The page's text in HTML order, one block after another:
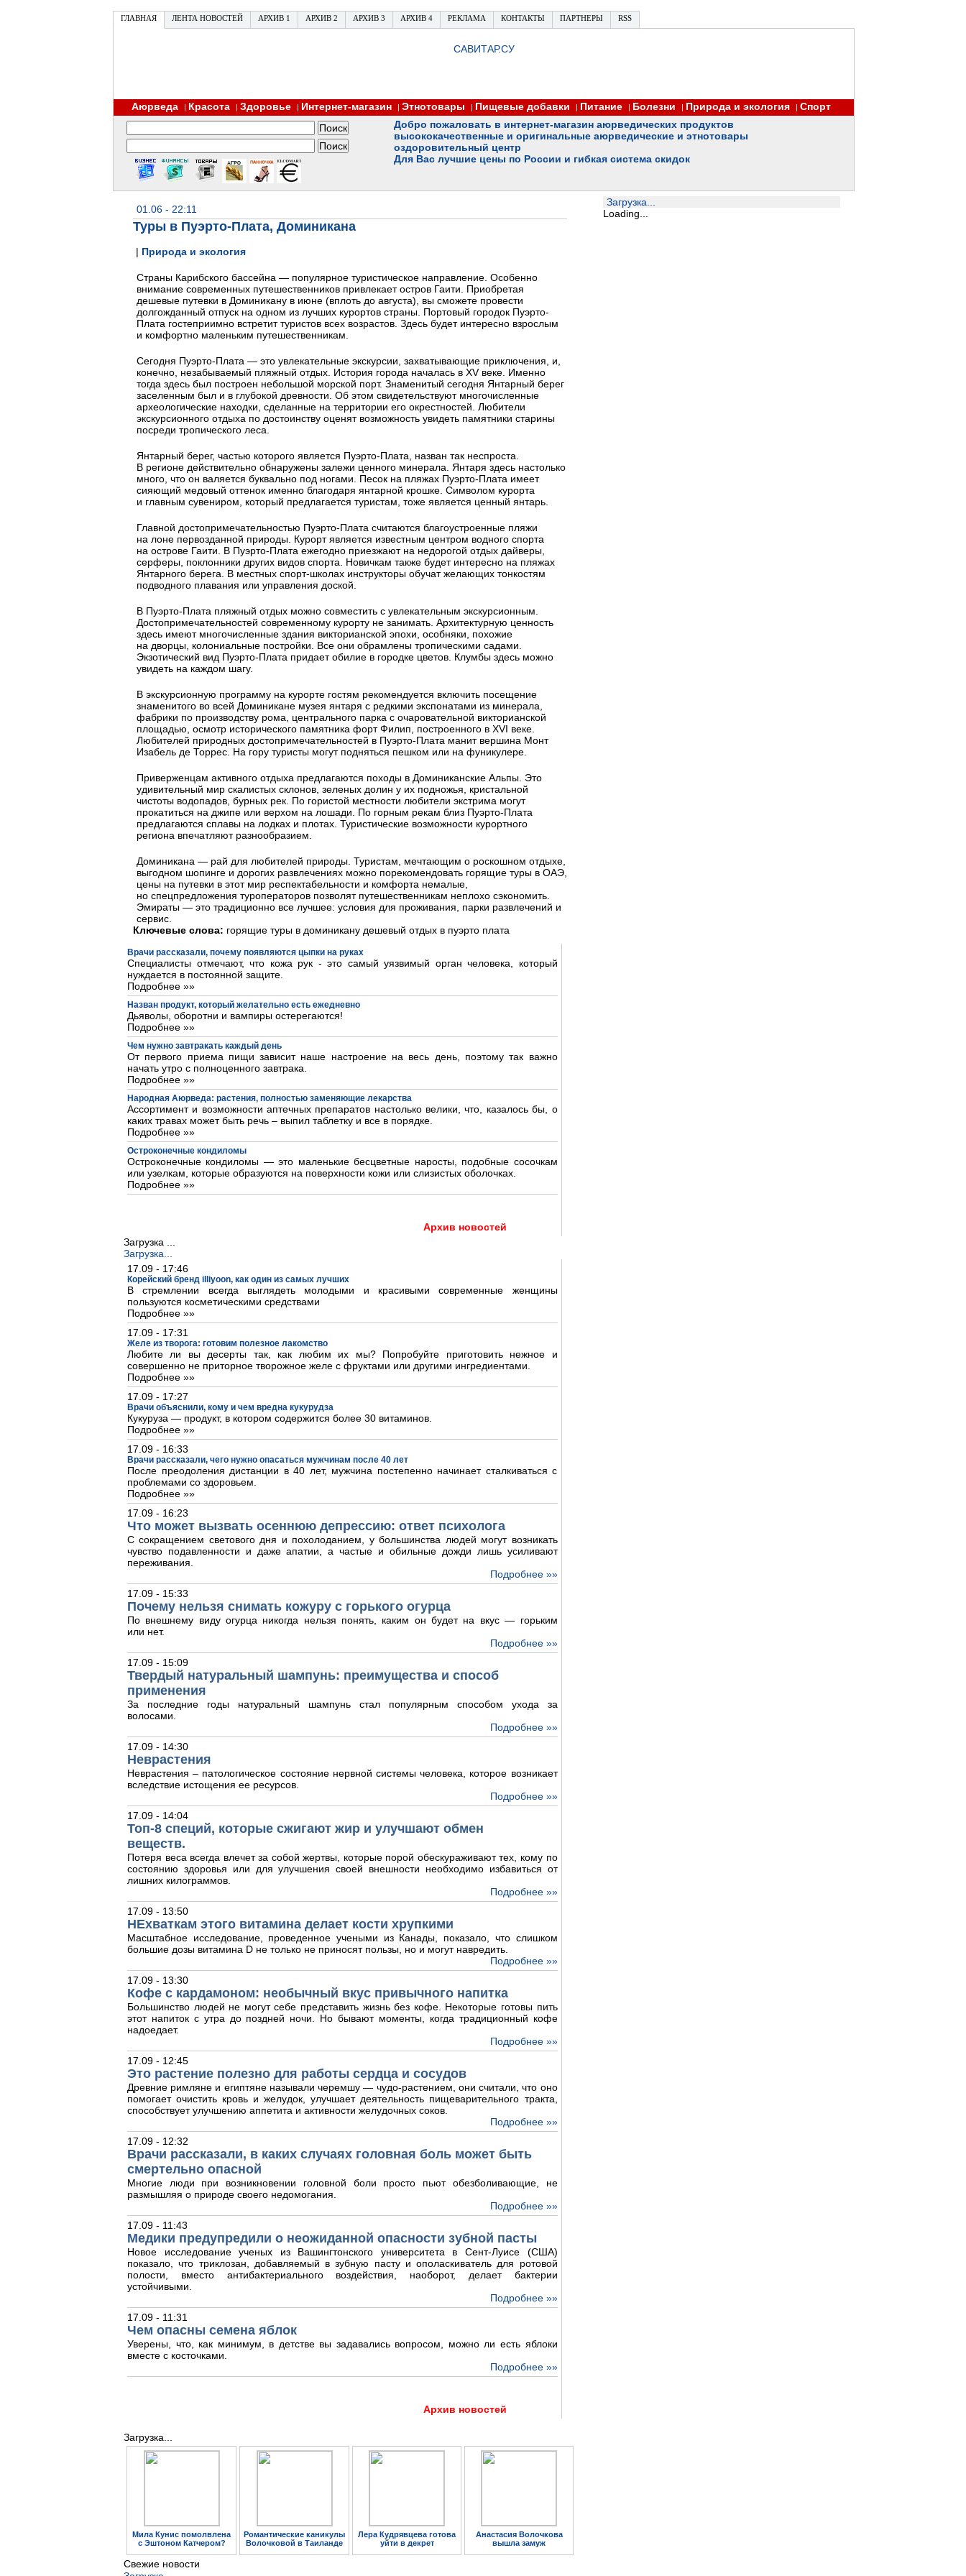
ГЛАВНАЯ ЛЕНТА НОВОСТЕЙ АРХИВ 1 АРХИВ 2 АРХИВ 3 АРХИВ 4 РЕКЛАМА КОНТАКТЫ ПАРТНЕРЫ RSS
САВИТАР.СУ
Аюрведа | Красота | Здоровье | Интернет-магазин | Этнотовары | Пищевые добавки | Питание | Болезни | Природа и экология | Спорт
Добро пожаловать в интернет-магазин аюрведических продуктов
высококачественные и оригинальные аюрведические и этнотовары
оздоровительный центр
Для Вас лучшие цены по России и гибкая система скидок
01.06 - 22:11
Туры в Пуэрто-Плата, Доминикана
| Природа и экология
Страны Карибского бассейна — популярное туристическое направление. Особенно
внимание современных путешественников привлекает остров Гаити. Приобретая
дешевые путевки в Доминикану в июне (вплоть до августа), вы сможете провести
долгожданный отпуск на одном из лучших курортов страны. Портовый городок Пуэрто-
Плата гостеприимно встретит туристов всех возрастов. Здесь будет интересно взрослым
и комфортно маленьким путешественникам.
Сегодня Пуэрто-Плата — это увлекательные экскурсии, захватывающие приключения, и,
конечно, незабываемый пляжный отдых. История города началась в XV веке. Именно
тогда здесь был построен небольшой морской порт. Знаменитый сегодня Янтарный берег
заселенным был и в глубокой древности. Об этом свидетельствуют многочисленные
археологические находки, сделанные на территории его окрестностей. Любители
экскурсионного отдыха по достоинству оценят возможность увидеть памятники старины
посреди тропического леса.
Янтарный берег, частью которого является Пуэрто-Плата, назван так неспроста.
В регионе действительно обнаружены залежи ценного минерала. Янтаря здесь настолько
много, что он валяется буквально под ногами. Песок на пляжах Пуэрто-Плата имеет
сияющий медовый оттенок именно благодаря янтарной крошке. Символом курорта
и главным сувениром, который предлагается туристам, тоже является ценный янтарь.
Главной достопримечательностью Пуэрто-Плата считаются благоустроенные пляжи
на лоне первозданной природы. Курорт является известным центром водного спорта
на острове Гаити. В Пуэрто-Плата ежегодно приезжают на недорогой отдых дайверы,
серферы, поклонники других видов спорта. Новичкам также будет интересно на пляжах
Янтарного берега. В местных спорт-школах инструкторы обучат желающих тонкостям
подводного плавания или управления доской.
В Пуэрто-Плата пляжный отдых можно совместить с увлекательным экскурсионным.
Достопримечательностей современному курорту не занимать. Архитектурную ценность
здесь имеют многочисленные здания викторианской эпохи, особняки, похожие
на дворцы, колониальные постройки. Все они обрамлены тропическими садами.
Экзотический вид Пуэрто-Плата придает обилие в городке цветов. Клумбы здесь можно
увидеть на каждом шагу.
В экскурсионную программу на курорте гостям рекомендуется включить посещение
знаменитого во всей Доминикане музея янтаря с редкими экспонатами из минерала,
фабрики по производству рома, центрального парка с очаровательной викторианской
площадью, осмотр исторического памятника форт Филип, построенного в XVI веке.
Любителей природных достопримечательностей в Пуэрто-Плата манит вершина Монт
Изабель де Торрес. На гору туристы могут подняться пешком или на фуникулере.
Приверженцам активного отдыха предлагаются походы в Доминиканские Альпы. Это
удивительный мир скалистых склонов, зеленых долин у их подножья, кристальной
чистоты водопадов, бурных рек. По гористой местности любители экстрима могут
прокатиться на джипе или верхом на лошади. По горным рекам близ Пуэрто-Плата
предлагаются сплавы на лодках и плотах. Туристические возможности курортного
региона впечатляют разнообразием.
Доминикана — рай для любителей природы. Туристам, мечтающим о роскошном отдыхе,
выгодном шопинге и дорогих развлечениях можно порекомендовать горящие туры в ОАЭ,
цены на путевки в этот мир респектабельности и комфорта немалые,
но спецпредложения туроператоров позволят путешественникам неплохо сэкономить.
Эмираты — это традиционно все лучшее: условия для проживания, парки развлечений и
сервис.
Ключевые слова: горящие туры в доминикану дешевый отдых в пуэрто плата
Врачи рассказали, почему появляются цыпки на руках
Специалисты отмечают, что кожа рук - это самый уязвимый орган человека, который
нуждается в постоянной защите.
Подробнее »»
Назван продукт, который желательно есть ежедневно
Дьяволы, оборотни и вампиры остерегаются!
Подробнее »»
Чем нужно завтракать каждый день
От первого приема пищи зависит наше настроение на весь день, поэтому так важно
начать утро с полноценного завтрака.
Подробнее »»
Народная Аюрведа: растения, полностью заменяющие лекарства
Ассортимент и возможности аптечных препаратов настолько велики, что, казалось бы, о
каких травах может быть речь – выпил таблетку и все в порядке.
Подробнее »»
Остроконечные кондиломы
Остроконечные кондиломы — это маленькие бесцветные наросты, подобные сосочкам
или узелкам, которые образуются на поверхности кожи или слизистых оболочках.
Подробнее »»
Архив новостей
Загрузка ...
Загрузка...
17.09 - 17:46
Корейский бренд illiyoon, как один из самых лучших
В стремлении всегда выглядеть молодыми и красивыми современные женщины
пользуются косметическими средствами
Подробнее »»
17.09 - 17:31
Желе из творога: готовим полезное лакомство
Любите ли вы десерты так, как любим их мы? Попробуйте приготовить нежное и
совершенно не приторное творожное желе с фруктами или другими ингредиентами.
Подробнее »»
17.09 - 17:27
Врачи объяснили, кому и чем вредна кукурудза
Кукуруза — продукт, в котором содержится более 30 витаминов.
Подробнее »»
17.09 - 16:33
Врачи рассказали, чего нужно опасаться мужчинам после 40 лет
После преодоления дистанции в 40 лет, мужчина постепенно начинает сталкиваться с
проблемами со здоровьем.
Подробнее »»
17.09 - 16:23
Что может вызвать осеннюю депрессию: ответ психолога
С сокращением светового дня и похолоданием, у большинства людей могут возникать
чувство подавленности и даже апатии, а частые и обильные дожди лишь усиливают
переживания.
Подробнее »»
17.09 - 15:33
Почему нельзя снимать кожуру с горького огурца
По внешнему виду огурца никогда нельзя понять, каким он будет на вкус — горьким
или нет.
Подробнее »»
17.09 - 15:09
Твердый натуральный шампунь: преимущества и способ
применения
За последние годы натуральный шампунь стал популярным способом ухода за
волосами.
Подробнее »»
17.09 - 14:30
Неврастения
Неврастения – патологическое состояние нервной системы человека, которое возникает
вследствие истощения ее ресурсов.
Подробнее »»
17.09 - 14:04
Топ-8 специй, которые сжигают жир и улучшают обмен
веществ.
Потеря веса всегда влечет за собой жертвы, которые порой обескураживают тех, кому по
состоянию здоровья или для улучшения своей внешности необходимо избавиться от
лишних килограммов.
Подробнее »»
17.09 - 13:50
НЕхваткам этого витамина делает кости хрупкими
Масштабное исследование, проведенное учеными из Канады, показало, что слишком
большие дозы витамина D не только не приносят пользы, но и могут навредить.
Подробнее »»
17.09 - 13:30
Кофе с кардамоном: необычный вкус привычного напитка
Большинство людей не могут себе представить жизнь без кофе. Некоторые готовы пить
этот напиток с утра до поздней ночи. Но бывают моменты, когда традиционный кофе
надоедает.
Подробнее »»
17.09 - 12:45
Это растение полезно для работы сердца и сосудов
Древние римляне и египтяне называли черемшу — чудо-растением, они считали, что оно
помогает очистить кровь и желудок, улучшает деятельность пищеварительного тракта,
способствует улучшению аппетита и активности желудочных соков.
Подробнее »»
17.09 - 12:32
Врачи рассказали, в каких случаях головная боль может быть
смертельно опасной
Многие люди при возникновении головной боли просто пьют обезболивающие, не
размышляя о природе своего недомогания.
Подробнее »»
17.09 - 11:43
Медики предупредили о неожиданной опасности зубной пасты
Новое исследование ученых из Вашингтонского университета в Сент-Луисе (США)
показало, что триклозан, добавляемый в зубную пасту и ополаскиватель для ротовой
полости, вместо антибактериального воздействия, наоборот, делает бактерии
устойчивыми.
Подробнее »»
17.09 - 11:31
Чем опасны семена яблок
Уверены, что, как минимум, в детстве вы задавались вопросом, можно ли есть яблоки
вместе с косточками.
Подробнее »»
Архив новостей
Загрузка...
Мила Кунис помолвлена
с Эштоном Катчером?
Романтические каникулы
Волочковой в Таиланде
Лера Кудрявцева готова
уйти в декрет
Анастасия Волочкова
вышла замуж
Свежие новости
Загрузка...
Loading...